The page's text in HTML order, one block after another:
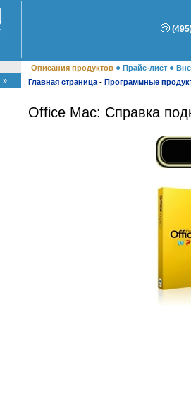
Описания продуктов ● Прайс-лист ●
Главная страница - Программные
Office Mac: Справка